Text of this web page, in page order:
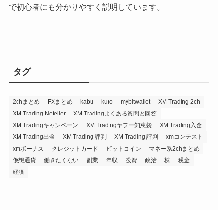
で初心者にも分かりやすく説明しています。
タグ
2chまとめ FXまとめ kabu kuro mybitwallet
XM Trading 2ch
XM Trading Neteller
XM Tradingよくある質問と回答
XM Tradingキャンペーン
XM Tradingヤフー知恵袋
XM Trading入金
XM Trading出金
XM Trading 評判 XM Trading 評判
xmコンテスト
xmボーナス
クレジットカード ビットコイン
マネー系2chまとめ
仮想通貨
働きたくない 副業 年収 投資 政治 株
税金
経済